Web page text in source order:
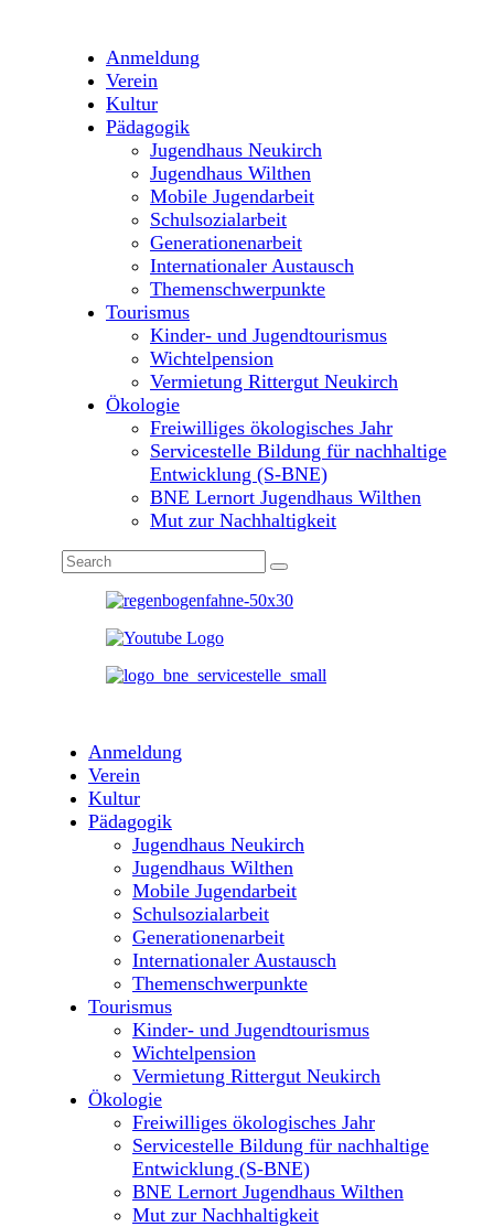
Anmeldung
Verein
Kultur
Pädagogik
Jugendhaus Neukirch
Jugendhaus Wilthen
Mobile Jugendarbeit
Schulsozialarbeit
Generationenarbeit
Internationaler Austausch
Themenschwerpunkte
Tourismus
Kinder- und Jugendtourismus
Wichtelpension
Vermietung Rittergut Neukirch
Ökologie
Freiwilliges ökologisches Jahr
Servicestelle Bildung für nachhaltige
Entwicklung (S-BNE)
BNE Lernort Jugendhaus Wilthen
Mut zur Nachhaltigkeit
Anmeldung
Verein
Kultur
Pädagogik
Jugendhaus Neukirch
Jugendhaus Wilthen
Mobile Jugendarbeit
Schulsozialarbeit
Generationenarbeit
Internationaler Austausch
Themenschwerpunkte
Tourismus
Kinder- und Jugendtourismus
Wichtelpension
Vermietung Rittergut Neukirch
Ökologie
Freiwilliges ökologisches Jahr
Servicestelle Bildung für nachhaltige
Entwicklung (S-BNE)
BNE Lernort Jugendhaus Wilthen
Mut zur Nachhaltigkeit